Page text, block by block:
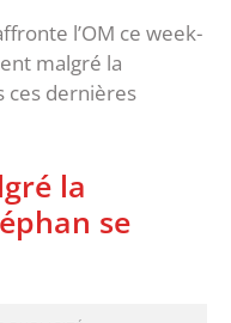
l’OM ce week-
malgré la
ces dernières
la
se